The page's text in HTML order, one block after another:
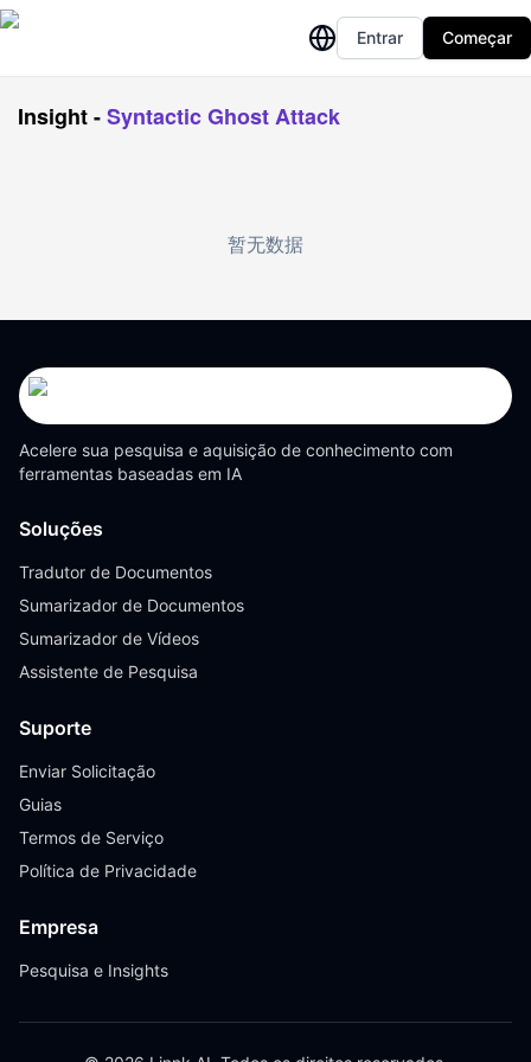
Entrar Começar
Insight-Syntactic Ghost Attack
暂无数据
Acelere sua pesquisa e aquisição de conhecimento com
ferramentas baseadas em IA
Soluções
Tradutor de Documentos
Sumarizador de Documentos
Sumarizador de Vídeos
Assistente de Pesquisa
Suporte
Enviar Solicitação
Guias
Termos de Serviço
Política de Privacidade
Empresa
Pesquisa e Insights